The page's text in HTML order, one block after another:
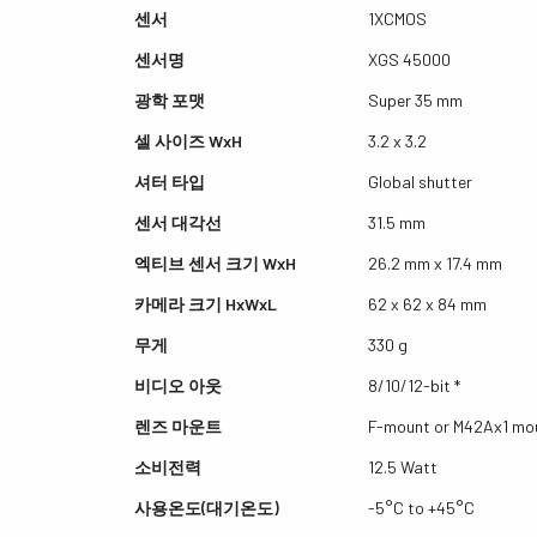
센서
1XCMOS
센서명
XGS 45000
광학 포맷
Super 35 mm
셀 사이즈 WxH
3.2 x 3.2
셔터 타입
Global shutter
센서 대각선
31.5 mm
엑티브 센서 크기 WxH
26.2 mm x 17.4 mm
카메라 크기 HxWxL
62 x 62 x 84 mm
무게
330 g
비디오 아웃
8/10/12-bit *
렌즈 마운트
F-mount or M42Ax1
소비전력
12.5 Watt
사용온도(대기온도)
-5°C to +45°C